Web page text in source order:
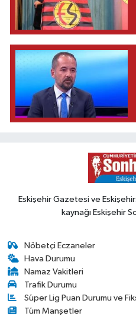
Eskişehir Gazetesi ve
kaynağı Eskişehir
Nöbetçi Eczaneler
Hava Durumu
Namaz Vakitleri
Trafik Durumu
Süper Lig Puan Durumu ve
Tüm Manşetler